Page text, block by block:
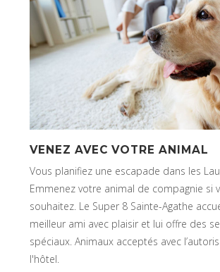
VENEZ AVEC VOTRE ANIMAL
Vous planifiez une escapade dans les
Emmenez votre animal de compagnie si
souhaitez. Le Super 8 Sainte-Agathe
meilleur ami avec plaisir et lui offre des
spéciaux. Animaux acceptés avec
l'hôtel.